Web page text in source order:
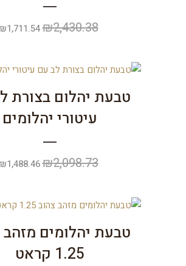
₪2,430.38
המחיר
היה:
₪1,711.54
טבעת יהלום בצורת
עיטורי יהלומים
₪2,098.73
המחיר
היה:
₪1,488.46
טבעת יהלומים מזהב
1.25 קראט